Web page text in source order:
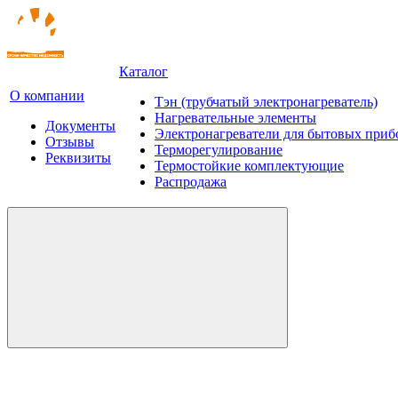
О компании
Документы
Отзывы
Реквизиты
Каталог
Тэн (трубчатый электронагреватель)
Нагревательные элементы
Электронагреватели для бытовых
Терморегулирование
Термостойкие комплектующие
Распродажа